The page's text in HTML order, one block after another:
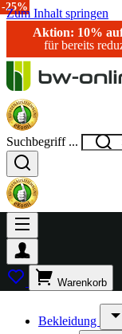
Zum Inhalt springen
Aktion: 10%
für bereits
Suchbegriff ...
Warenkorb
Bekleidung
-25%